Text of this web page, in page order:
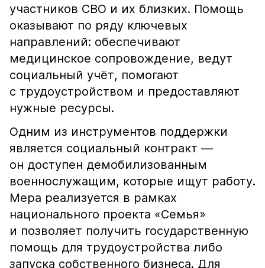
участников СВО и их близких. Помощь
оказывают по ряду ключевых
направлений: обеспечивают
медицинское сопровождение, ведут
социальный учёт, помогают
с трудоустройством и предоставляют
нужные ресурсы.
Одним из инструментов поддержки
является социальный контракт —
он доступен демобилизованным
военнослужащим, которые ищут работу.
Мера реализуется в рамках
национального проекта «Семья»
и позволяет получить государственную
помощь для трудоустройства либо
запуска собственного бизнеса. Для